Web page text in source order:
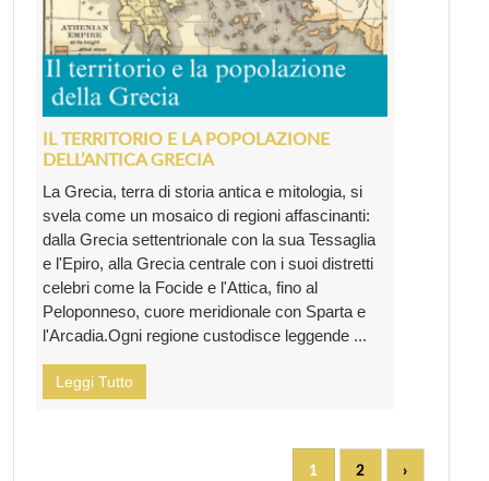
IL TERRITORIO E LA POPOLAZIONE
DELL’ANTICA GRECIA
La Grecia, terra di storia antica e mitologia, si
svela come un mosaico di regioni affascinanti:
dalla Grecia settentrionale con la sua Tessaglia
e l'Epiro, alla Grecia centrale con i suoi distretti
celebri come la Focide e l'Attica, fino al
Peloponneso, cuore meridionale con Sparta e
l'Arcadia.Ogni regione custodisce leggende ...
Leggi Tutto
1 2 ›